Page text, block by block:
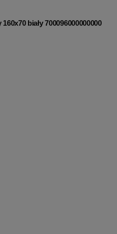
biały 700096000000000